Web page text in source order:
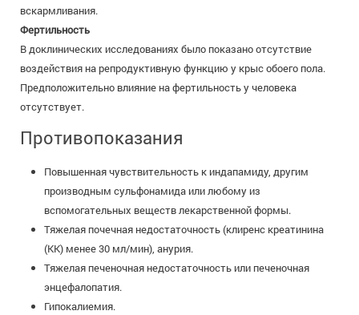
вскармливания.
Фертильность
В доклинических исследованиях было показано отсутствие
воздействия на репродуктивную функцию у крыс обоего пола.
Предположительно влияние на фертильность у человека
отсутствует.
Противопоказания
Повышенная чувствительность к индапамиду, другим
производным сульфонамида или любому из
вспомогательных веществ лекарственной формы.
Тяжелая почечная недостаточность (клиренс креатинина
(КК) менее 30 мл/мин), анурия.
Тяжелая печеночная недостаточность или печеночная
энцефалопатия.
Гипокалиемия.